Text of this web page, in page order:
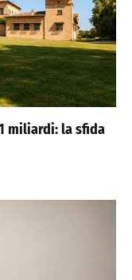
miliardi: la sfida